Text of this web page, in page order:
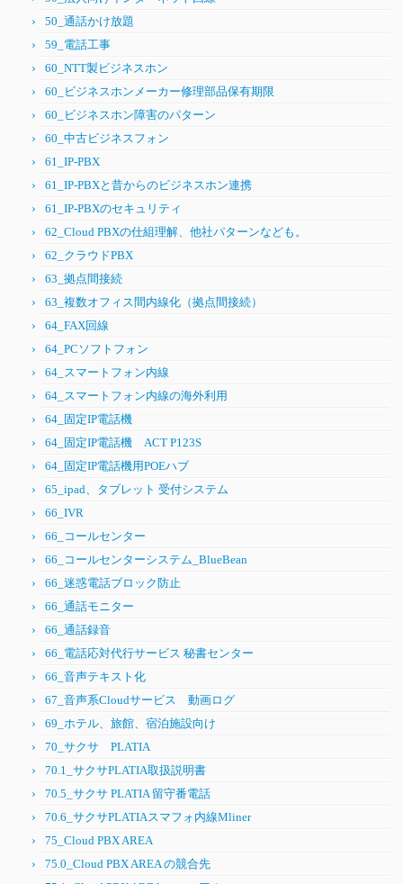
50_通話かけ放題
59_電話工事
60_NTT製ビジネスホン
60_ビジネスホンメーカー修理部品保有期限
60_ビジネスホン障害のパターン
60_中古ビジネスフォン
61_IP-PBX
61_IP-PBXと昔からのビジネスホン連携
61_IP-PBXのセキュリティ
62_Cloud PBXの仕組理解、他社パターンなども。
62_クラウドPBX
63_拠点間接続
63_複数オフィス間内線化（拠点間接続）
64_FAX回線
64_PCソフトフォン
64_スマートフォン内線
64_スマートフォン内線の海外利用
64_固定IP電話機
64_固定IP電話機 ACT P123S
64_固定IP電話機用POEハブ
65_ipad、タブレット 受付システム
66_IVR
66_コールセンター
66_コールセンターシステム_BlueBean
66_迷惑電話ブロック防止
66_通話モニター
66_通話録音
66_電話応対代行サービス 秘書センター
66_音声テキスト化
67_音声系Cloudサービス 動画ログ
69_ホテル、旅館、宿泊施設向け
70_サクサ PLATIA
70.1_サクサPLATIA取扱説明書
70.5_サクサ PLATIA 留守番電話
70.6_サクサPLATIAスマフォ内線Mliner
75_Cloud PBX AREA
75.0_Cloud PBX AREA の競合先